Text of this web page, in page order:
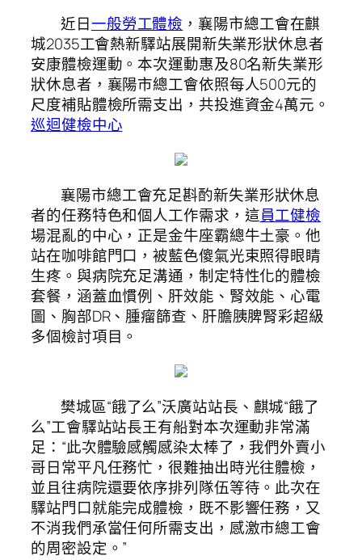
近日一般勞工體檢 ，襄陽市總工會在麒
城2035工會熱新驛站展開新失業形狀休息者
安康體檢運動。本次運動惠及80名新失業形
狀休息者，襄陽市總工會依照每人500元的
尺度補貼體檢所需支出，共投進資金4萬元。
巡迴健檢中心
襄陽市總工會充足斟酌新失業形狀休息
者的任務特色和個人工作需求，這員工健檢
場混亂的中心，正是金牛座霸總牛土豪。他
站在咖啡館門口，被藍色傻氣光束照得眼睛
生疼。與病院充足溝通，制定特性化的體檢
套餐，涵蓋血慣例、肝效能、腎效能、心電
圖、胸部DR、腫瘤篩查、肝膽胰脾腎彩超級
多個檢討項目。
樊城區“餓了么”沃廣站站長、麒城“餓了
么”工會驛站站長王有船對本次運動非常滿
足：“此次體驗感觸感染太棒了，我們外賣小
哥日常平凡任務忙，很難抽出時光往體檢，
並且往病院還要依序排列隊伍等待。此次在
驛站門口就能完成體檢，既不影響任務，又
不消我們承當任何所需支出，感激市總工會
的周密設定。”